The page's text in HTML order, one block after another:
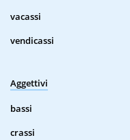
vacassi
vendicassi
Aggettivi
bassi
crassi